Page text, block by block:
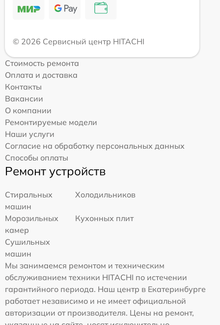
© 2026 Сервисный центр HITACHI
Стоимость ремонта
Оплата и доставка
Контакты
Вакансии
О компании
Ремонтируемые модели
Наши услуги
Согласие на обработку персональных данных
Способы оплаты
Ремонт устройств
Стиральных
машин
Холодильников
Морозильных
камер
Кухонных плит
Сушильных
машин
Мы занимаемся ремонтом и техническим
обслуживанием техники HITACHI по истечении
гарантийного периода. Наш центр в Екатеринбурге
работает независимо и не имеет официальной
авторизации от производителя. Цены на ремонт,